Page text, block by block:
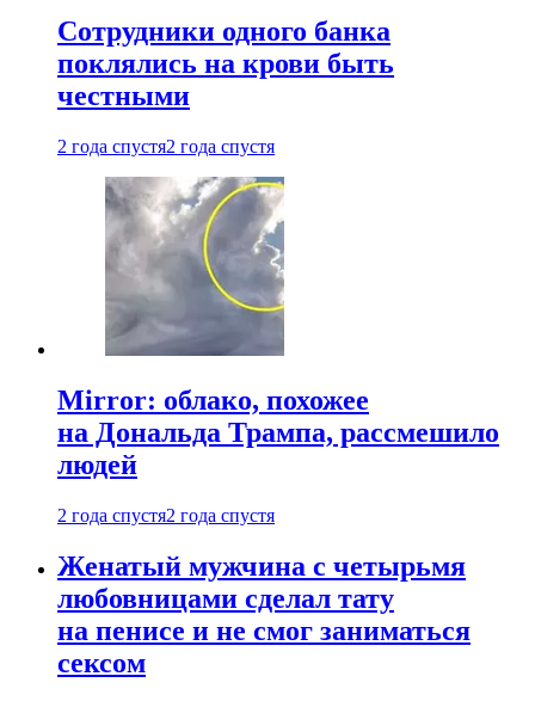
Сотрудники одного банка
поклялись на крови быть
честными
2 года спустя2 года спустя
Mirror: облако, похожее
на Дональда Трампа, рассмешило
людей
2 года спустя2 года спустя
Женатый мужчина с четырьмя
любовницами сделал тату
на пенисе и не смог заниматься
сексом